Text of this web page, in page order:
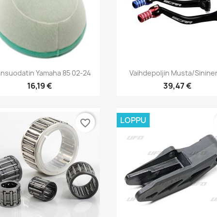
Pikakatselu
Yamaha 85 02-24
16,19 €
Pikakatselu
Vaihdepoljin Musta/
39,47 €
favorite_border LOPPU